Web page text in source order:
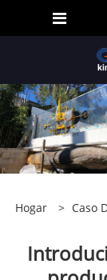
Hogar > Caso